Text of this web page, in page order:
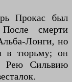
Прокас был
смерти
Лонги, но
в тюрьму; он
Рею Сильвию